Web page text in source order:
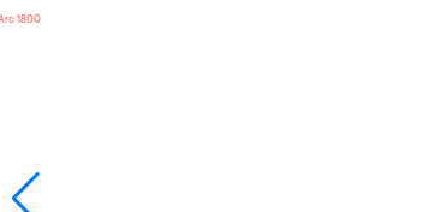
1800